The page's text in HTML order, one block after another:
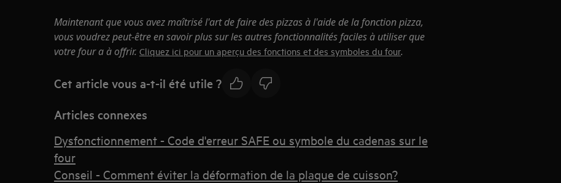
Maintenant que vous avez maîtrisé l'art de faire des pizzas à l'aide de la fonction pizza,
vous voudrez peut-être en savoir plus sur les autres fonctionnalités faciles à utiliser que
votre four a à offrir. Cliquez ici pour un aperçu des fonctions et des symboles du four.
Cet article vous a-t-il été utile ?
Articles connexes
Dysfonctionnement - Code d'erreur SAFE ou symbole du cadenas sur le
four
Conseil - Comment éviter la déformation de la plaque de cuisson?